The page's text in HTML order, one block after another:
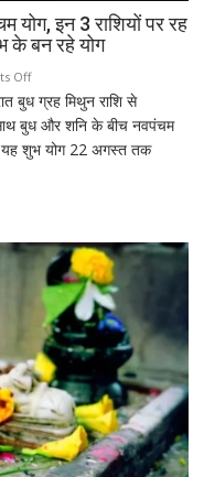
उपचुनावों
के
बढ़ाई
सियासी
हलचल
इन 3 राशियों पर रह
के बन रहे योग
Offon
5
अगस्त
के
शनि
नवपंचम
योग,
इन
3
राशियों
पर
रह
सकती
बुध ग्रह मिथुन राशि से
बुध और शनि के बीच नवपंचम
यह शुभ योग 22 अगस्त तक